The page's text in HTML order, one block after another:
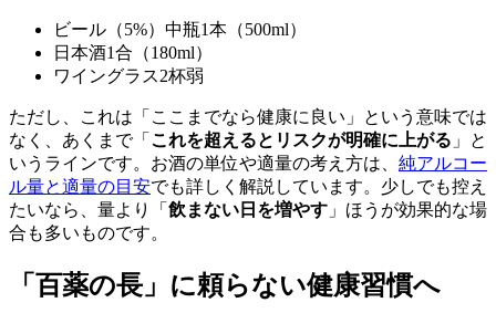
ビール（5%）中瓶1本（500ml）
日本酒1合（180ml）
ワイングラス2杯弱
ただし、これは「ここまでなら健康に良い」という意味では
なく、あくまで「 これを超えるとリスクが明確に上がる 」と
いうラインです。お酒の単位や適量の考え方は、 純アルコー
ル量と適量の目安でも詳しく解説しています。少しでも控え
たいなら、量より「 飲まない日を増やす 」ほうが効果的な場
合も多いものです。
「百薬の長」に頼らない健康習慣へ